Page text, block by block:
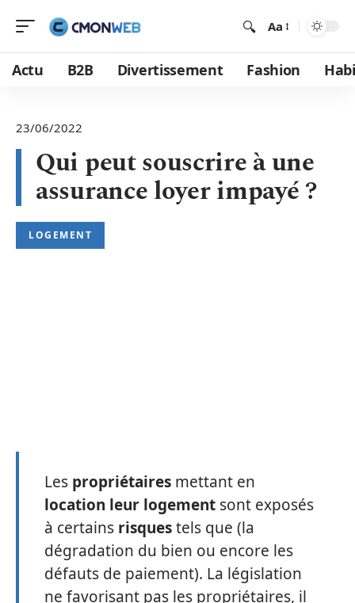
Aa
Actu B2B Divertissement Fashion
23/06/2022
Qui peut souscrire à une
assurance loyer impayé ?
LOGEMENT
Les propriétaires mettant en
location leur logement sont exposés
à certains risquestels que (la
dégradation du bien ou encore les
défauts de paiement). La législation
ne favorisant pas les propriétaires, il